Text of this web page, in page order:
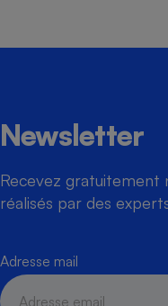
Newsletter
Recevez gratuitement
réalisés par des
Adresse mail